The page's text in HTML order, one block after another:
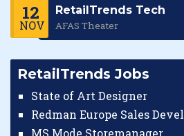
12
NOV
RetailTrends Tech
AFAS Theater
RetailTrends Jobs
State of Art Designer
Redman Europe Sales
MS Mode Storemanager